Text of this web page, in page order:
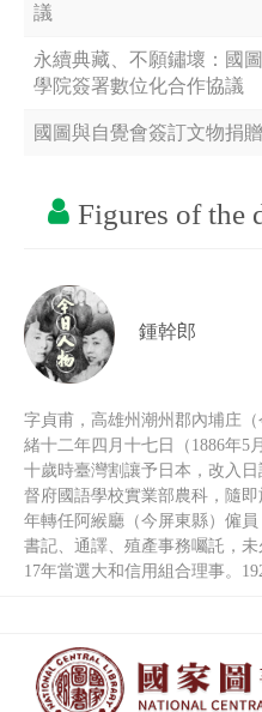
議
永續典藏、不願鏽壞：國
學院簽署數位化合作協議
國圖與自覺會簽訂文物捐
Figures of the
鍾幹郎
字貞甫，高雄州潮州郡內埔庄
緒十二年四月十七日（1886年5
十歲時臺灣割讓予日本，改入
督府國語學校實業部農科，隨
年轉任阿緱廳（今屏東縣）僱
書記、通譯、殖產事務囑託，
17年當選大和信用組合理事。
害。1936年卸任內埔庄長，轉
臺灣總督府評議會員。而他在
事；任內埔庄長期間，兼任內